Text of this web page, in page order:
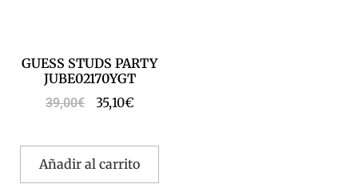
GUESS STUDS PARTY
JUBE02170YGT
39,00€ 35,10€
Añadir al carrito